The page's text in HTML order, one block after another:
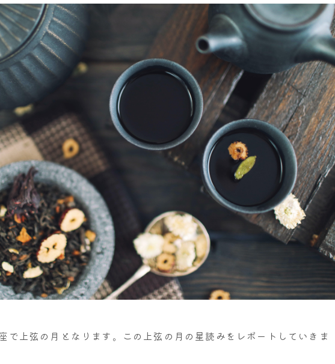
上弦の月となります。この上弦の月の星読みをレポートしていきま